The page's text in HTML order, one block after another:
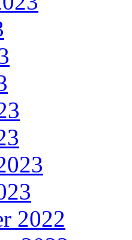
2022